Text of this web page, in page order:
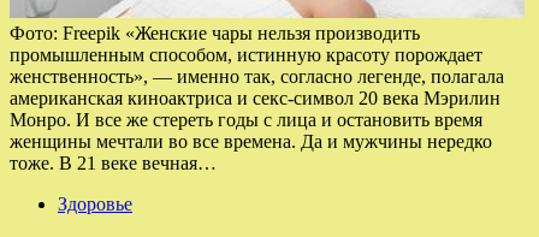
Фото: Freepik «Женские чары нельзя производить
промышленным способом, истинную красоту порождает
женственность», — именно так, согласно легенде, полагала
американская киноактриса и секс-символ 20 века Мэрилин
Монро. И все же стереть годы с лица и остановить время
женщины мечтали во все времена. Да и мужчины нередко
тоже. В 21 веке вечная…
Здоровье